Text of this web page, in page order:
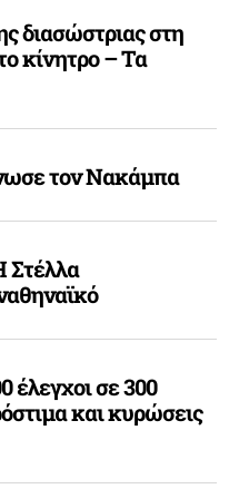
διασώστριας στη
κίνητρο – Τα
τον Νακάμπα
Στέλλα
έλεγχοι σε 300
και κυρώσεις